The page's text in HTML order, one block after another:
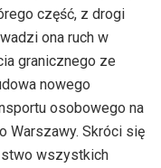
część, z drogi
ona ruch w
granicznego ze
nowego
osobowego na
Warszawy. Skróci się
wszystkich